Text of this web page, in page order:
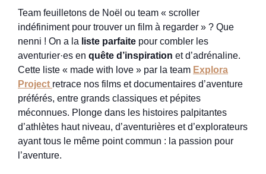
Team feuilletons de Noël ou team « scroller
indéfiniment pour trouver un film à regarder » ? Que
nenni ! On a la liste parfaite pour combler les
aventurier·es en quête d’inspiration et d’adrénaline.
Cette liste « made with love » par la team Explora
Project retrace nos films et documentaires d’aventure
préférés, entre grands classiques et pépites
méconnues. Plonge dans les histoires palpitantes
d’athlètes haut niveau, d’aventurières et d’explorateurs
ayant tous le même point commun : la passion pour
l’aventure.